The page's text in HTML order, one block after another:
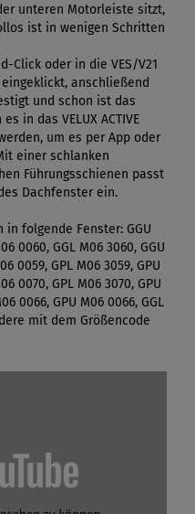
unteren Motorleiste sitzt,
ist in wenigen Schritten
Click oder in die VES/V21
anschließend
und schon ist das
in das VELUX ACTIVE
um es per App oder
einer schlanken
Führungsschienen passt
Dachfenster ein.
folgende Fenster: GGU
0060, GGL M06 3060, GGU
0059, GPL M06 3059, GPU
0070, GPL M06 3070, GPU
0066, GPU M06 0066, GGL
mit dem Größencode